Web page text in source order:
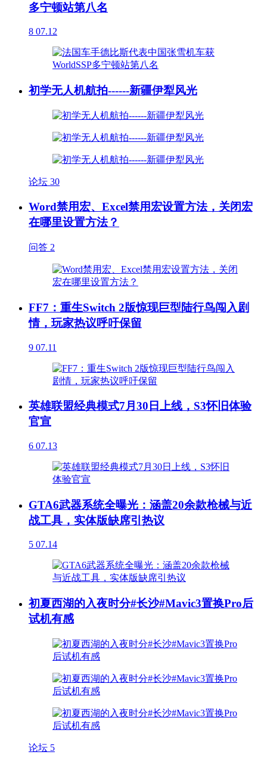
多宁顿站第八名
8 07.12
初学无人机航拍------新疆伊犁风光
论坛 30
Word禁用宏、Excel禁用宏设置方法，关闭宏
在哪里设置方法？
问答 2
FF7：重生Switch 2版惊现巨型陆行鸟闯入剧
情，玩家热议呼吁保留
9 07.11
英雄联盟经典模式7月30日上线，S3怀旧体验
官宣
6 07.13
GTA6武器系统全曝光：涵盖20余款枪械与近
战工具，实体版缺席引热议
5 07.14
初夏西湖的入夜时分#长沙#Mavic3置换Pro后
试机有感
论坛 5